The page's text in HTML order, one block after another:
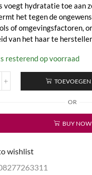
voegt hydratatie toe aan
het tegen de
of omgevingsfactoren,
van het haar te
resterend op voorraad
OR
BUY NOW
wishlist